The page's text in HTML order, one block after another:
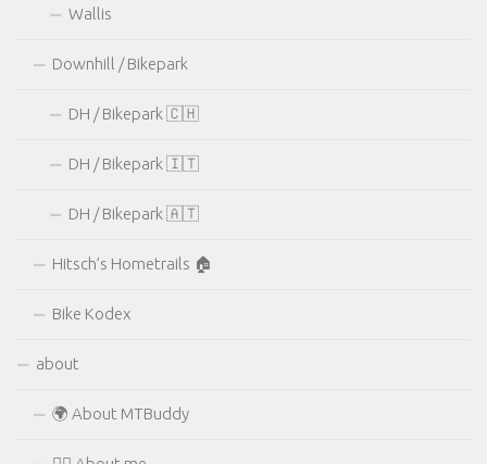
Wallis
Downhill / Bikepark
DH / Bikepark 🇨🇭
DH / Bikepark 🇮🇹
DH / Bikepark 🇦🇹
Hitsch’s Hometrails 🏠
Bike Kodex
about
🌍 About MTBuddy